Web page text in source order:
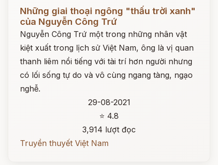
Những giai thoại ngông "thấu trời xanh"
của Nguyễn Công Trứ
Nguyễn Công Trứ một trong những nhân vật
kiệt xuất trong lịch sử Việt Nam, ông là vị quan
thanh liêm nổi tiếng với tài trí hơn người nhưng
có lối sống tự do và vô cùng ngang tàng, ngạo
nghễ.
29-08-2021
⭐ 4.8
3,914 lượt đọc
Truyền thuyết Việt Nam